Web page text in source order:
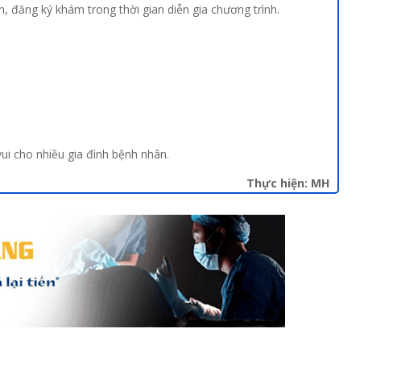
đăng ký khám trong thời gian diễn gia chương trình.
cho nhiều gia đình bệnh nhân.
Thực hiện: MH